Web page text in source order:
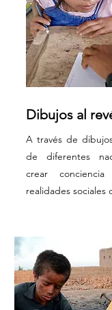
Dibujos al
A través de
de diferentes
crear
realidades sociales